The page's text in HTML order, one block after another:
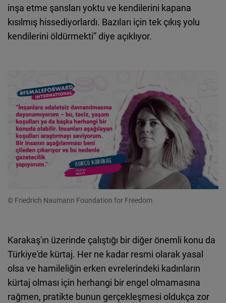
inşa etme şansları yoktu ve kendilerini kapana
kısılmış hissediyorlardı. Bazıları için tek çıkış yolu
kendilerini öldürmekti” diye açıklıyor.
© Friedrich Naumann Foundation for Freedom
Karakaş'ın üzerinde çalıştığı bir diğer önemli konu da
Türkiye'de kürtaj. Her ne kadar resmi olarak yasal
olsa ve hamileliğin erken evrelerindeki kadınların
kürtaj olması için herhangi bir engel olmamasına
rağmen, pratikte bunun gerçekleşmesi oldukça zor